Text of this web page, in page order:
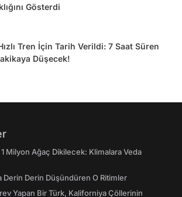
Gösterdi
Tren İçin Tarih Verildi: 7 Saat Süren
Düşecek!
Milyon Ağaç Dikilecek: Klimalara Veda
Derin Derin Düşündüren O Ritimler
Yapan Bir Türk, Kaliforniya Çöllerinin